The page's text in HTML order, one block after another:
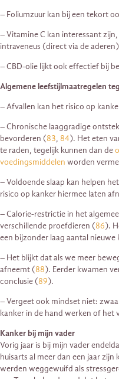
– Foliumzuur kan bij een tekort
– Vitamine C kan interessant
intraveneus (direct via de
– CBD-olie lijkt ook effectief bij
Algemene leefstijlmaatregelen
– Afvallen kan het risico op
– Chronische laaggradige
bevorderen (83, 84). Het eten
te raden, tegelijk kunnen dan de
voedingsmiddelen worden
– Voldoende slaap kan helpen
risico op kanker hiermee laten
– Calorie-restrictie in het
verschillende proefdieren (86).
een bijzonder laag aantal nieuwe
– Het blijkt dat als we meer
afneemt (88). Eerder kwamen
conclusie (89).
– Vergeet ook mindset niet:
kanker in de hand werken of het
Kanker bij mijn vader
Vorig jaar is bij mijn vader
huisarts al meer dan een jaar
werden weggewuifd als